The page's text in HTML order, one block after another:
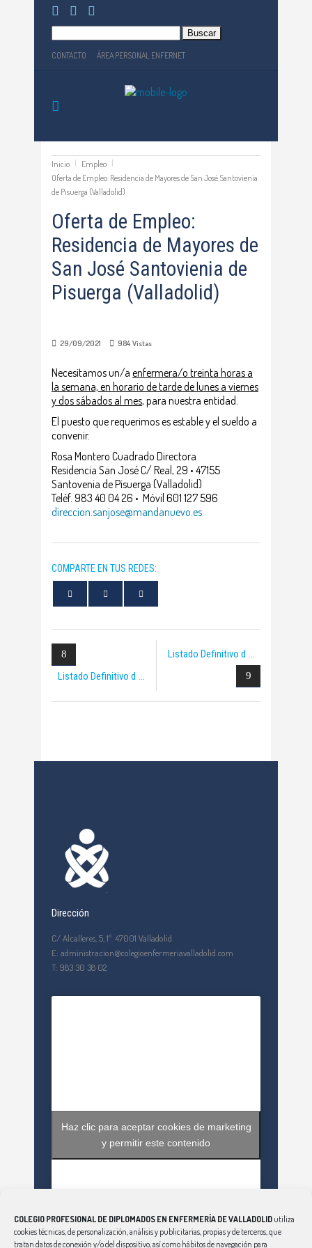
COLEGIO PROFESIONAL DE DIPLOMADOS EN ENFERMERÍA DE VALLADOLID utiliza
cookies técnicas, de personalización, análisis y publicitarias, propias y de terceros, que
tratan datos de conexión y/o del dispositivo, así como hábitos de navegación para
CONTACTO ÁREA PERSONAL ENFERNET
Inicio
Empleo
Oferta de Empleo: Residencia de Mayores de San José Santovienia
de Pisuerga (Valladolid)
Oferta de Empleo:
Residencia de Mayores de
San José Santovienia de
Pisuerga (Valladolid)
29/09/2021 984 Vistas
Necesitamos un/a enfermera/o treinta horas a
la semana, en horario de tarde de lunes a viernes
y dos sábados al mes, para nuestra entidad.
El puesto que requerimos es estable y el sueldo a
convenir.
Rosa Montero Cuadrado Directora
Residencia San José C/ Real, 29 • 47155
Santovenia de Pisuerga (Valladolid)
Teléf. 983 40 04 26 • Móvil 601 127 596
direccion.sanjose@mandanuevo.es
COMPARTE EN TUS REDES:
Listado Definitivo d
Listado Definitivo d
Dirección
C/ Alcalleres, 5, 1º. 47001 Valladolid
E: administracion@colegioenfermeriavalladolid.com
T: 983 30 38 02
Haz clic para aceptar cookies de marketing
y permitir este contenido